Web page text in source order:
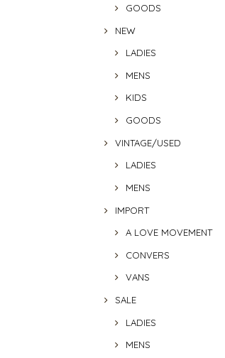
GOODS
NEW
LADIES
MENS
KIDS
GOODS
VINTAGE/USED
LADIES
MENS
IMPORT
A LOVE MOVEMENT
CONVERS
VANS
SALE
LADIES
MENS